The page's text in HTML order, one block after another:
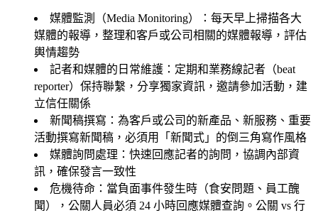
媒體監測（Media Monitoring）
：每天早上掃描各大
媒體的報導，整理和客戶或公司相關的媒體報導，評估
輿情趨勢
記者和媒體的日常維護 ：定期和業務線記者（beat
reporter）保持聯繫，分享獨家資訊，邀請參加活動，建
立信任關係
新聞稿撰寫 ：為客戶或公司的新產品、新服務、重要
活動撰寫新聞稿，必須用「新聞式」的倒三角寫作風格
媒體詢問處理 ：快速回應記者的詢問，協調內部資
訊，確保發言一致性
危機待命 ：當負面事件發生時（食安問題、員工醜
聞），公關人員必須 24 小時回應媒體查詢。公關 vs 行